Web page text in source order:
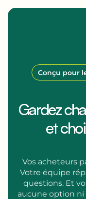
Conçu pour
Gardez
et
Vos acheteurs
Votre équipe
questions. Et
aucune option